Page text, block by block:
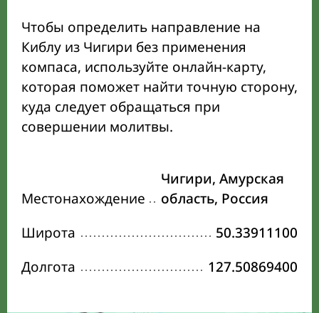
Чтобы определить направление на
Киблу из Чигири без применения
компаса, используйте онлайн-карту,
которая поможет найти точную сторону,
куда следует обращаться при
совершении молитвы.
Местонахождение
Чигири, Амурская
область, Россия
Широта
50.33911100
Долгота
127.50869400